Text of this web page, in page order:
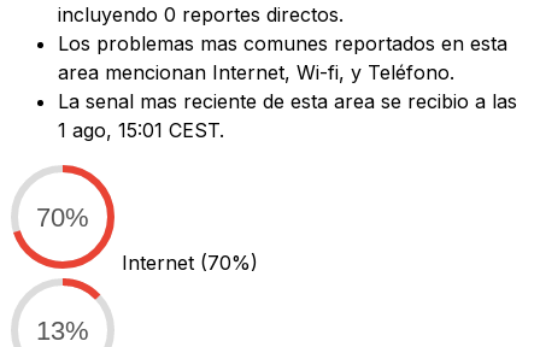
incluyendo 0 reportes directos.
Los problemas mas comunes reportados en esta
area mencionan Internet, Wi-fi, y Teléfono.
La senal mas reciente de esta area se recibio a las
1 ago, 15:01 CEST.
70%
Internet (70%)
13%